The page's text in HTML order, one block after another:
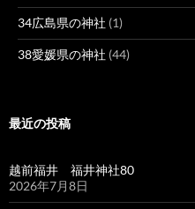
34広島県の神社 (1)
38愛媛県の神社 (44)
最近の投稿
越前福井 福井神社80
2026年7月8日